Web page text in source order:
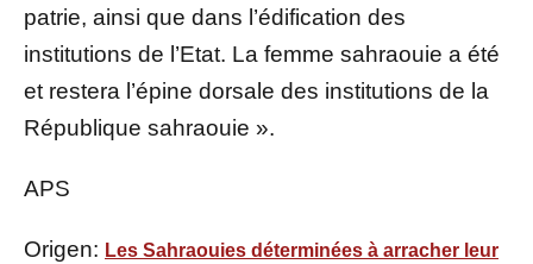
patrie, ainsi que dans l’édification des
institutions de l’Etat. La femme sahraouie a été
et restera l’épine dorsale des institutions de la
République sahraouie ».
APS
Origen: Les Sahraouies déterminées à arracher leur